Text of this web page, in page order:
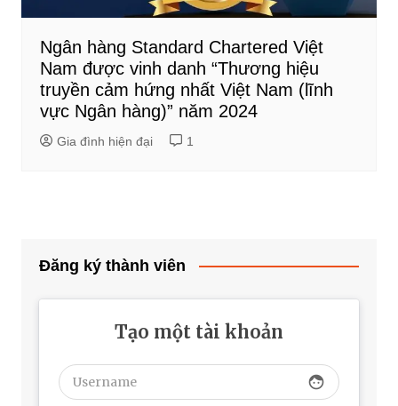
Ngân hàng Standard Chartered Việt
Nam được vinh danh “Thương hiệu
truyền cảm hứng nhất Việt Nam (lĩnh
vực Ngân hàng)” năm 2024
Gia đình hiện đại 1
Đăng ký thành viên
Tạo một tài khoản
face